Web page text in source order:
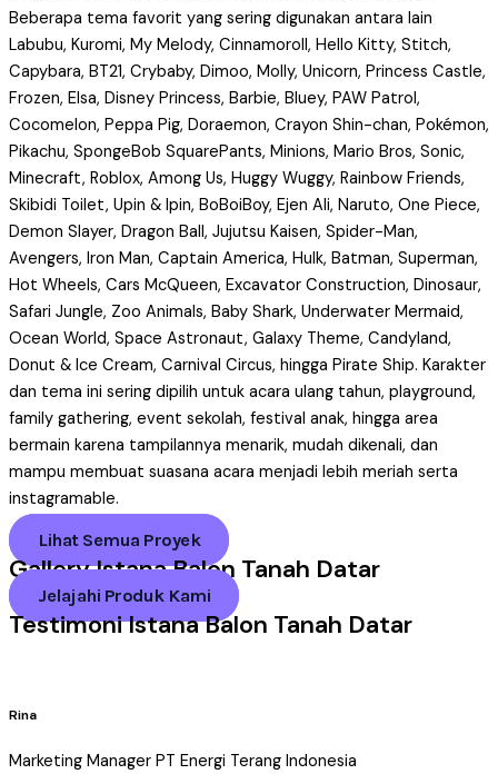
Beberapa tema favorit yang sering digunakan antara lain
Labubu, Kuromi, My Melody, Cinnamoroll, Hello Kitty, Stitch,
Capybara, BT21, Crybaby, Dimoo, Molly, Unicorn, Princess Castle,
Frozen, Elsa, Disney Princess, Barbie, Bluey, PAW Patrol,
Cocomelon, Peppa Pig, Doraemon, Crayon Shin-chan, Pokémon,
Pikachu, SpongeBob SquarePants, Minions, Mario Bros, Sonic,
Minecraft, Roblox, Among Us, Huggy Wuggy, Rainbow Friends,
Skibidi Toilet, Upin & Ipin, BoBoiBoy, Ejen Ali, Naruto, One Piece,
Demon Slayer, Dragon Ball, Jujutsu Kaisen, Spider-Man,
Avengers, Iron Man, Captain America, Hulk, Batman, Superman,
Hot Wheels, Cars McQueen, Excavator Construction, Dinosaur,
Safari Jungle, Zoo Animals, Baby Shark, Underwater Mermaid,
Ocean World, Space Astronaut, Galaxy Theme, Candyland,
Donut & Ice Cream, Carnival Circus, hingga Pirate Ship. Karakter
dan tema ini sering dipilih untuk acara ulang tahun, playground,
family gathering, event sekolah, festival anak, hingga area
bermain karena tampilannya menarik, mudah dikenali, dan
mampu membuat suasana acara menjadi lebih meriah serta
instagramable.
Lihat Semua Proyek
Gallery Istana Balon Tanah Datar
Jelajahi Produk Kami
Testimoni Istana Balon Tanah Datar
Rina
Marketing Manager PT Energi Terang Indonesia